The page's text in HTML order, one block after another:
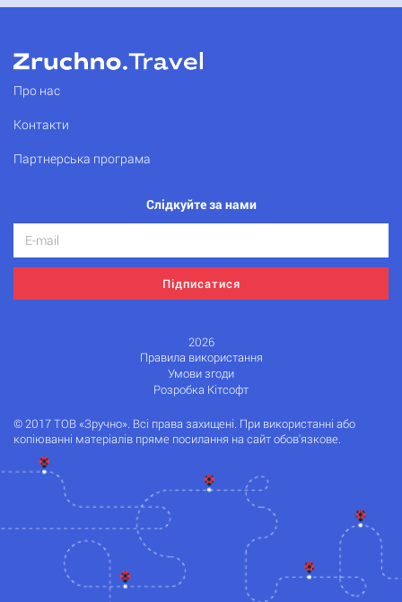
Про нас
Контакти
Партнерська програма
Слідкуйте за нами
Підписатися
2026
Правила використання
Умови згоди
Розробка Кітсофт
© 2017 ТОВ «Зручно». Всі права захищені. При використанні або
копіюванні матеріалів пряме посилання на сайт обов'язкове.